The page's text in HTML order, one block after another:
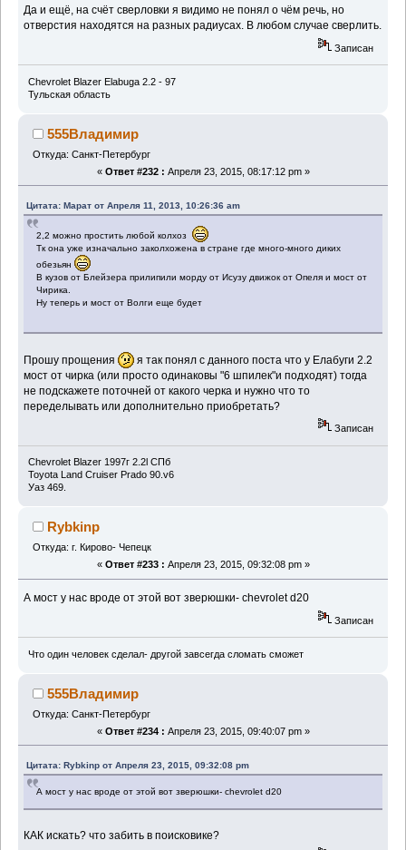
Да и ещё, на счёт сверловки я видимо не понял о чём речь, но
отверстия находятся на разных радиусах. В любом случае сверлить.
Записан
Chevrolet Blazer Elabuga 2.2 - 97
Тульская область
555Владимир
Откуда: Санкт-Петербург
« Ответ #232 : Апреля 23, 2015, 08:17:12 pm »
Цитата: Марат от Апреля 11, 2013, 10:26:36 am
2,2 можно простить любой колхоз
Тк она уже изначально заколхожена в стране где много-много диких
обезьян
В кузов от Блейзера прилипили морду от Исузу движок от Опеля и мост от
Чирика.
Ну теперь и мост от Волги еще будет
Прошу прощения
я так понял с данного поста что у Елабуги 2.2
мост от чирка (или просто одинаковы "6 шпилек"и подходят) тогда
не подскажете поточней от какого черка и нужно что то
переделывать или дополнительно приобретать?
Записан
Chevrolet Blazer 1997г 2.2l СПб
Toyota Land Cruiser Prado 90.v6
Уаз 469.
Rybkinp
Откуда: г. Кирово- Чепецк
« Ответ #233 : Апреля 23, 2015, 09:32:08 pm »
А мост у нас вроде от этой вот зверюшки- chevrolet d20
Записан
Что один человек сделал- другой завсегда сломать сможет
555Владимир
Откуда: Санкт-Петербург
« Ответ #234 : Апреля 23, 2015, 09:40:07 pm »
Цитата: Rybkinp от Апреля 23, 2015, 09:32:08 pm
А мост у нас вроде от этой вот зверюшки- chevrolet d20
КАК искать? что забить в поисковике?